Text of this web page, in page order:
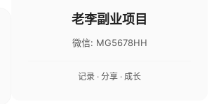
老李副业项目
微信: MG5678HH
记录 · 分享 · 成长